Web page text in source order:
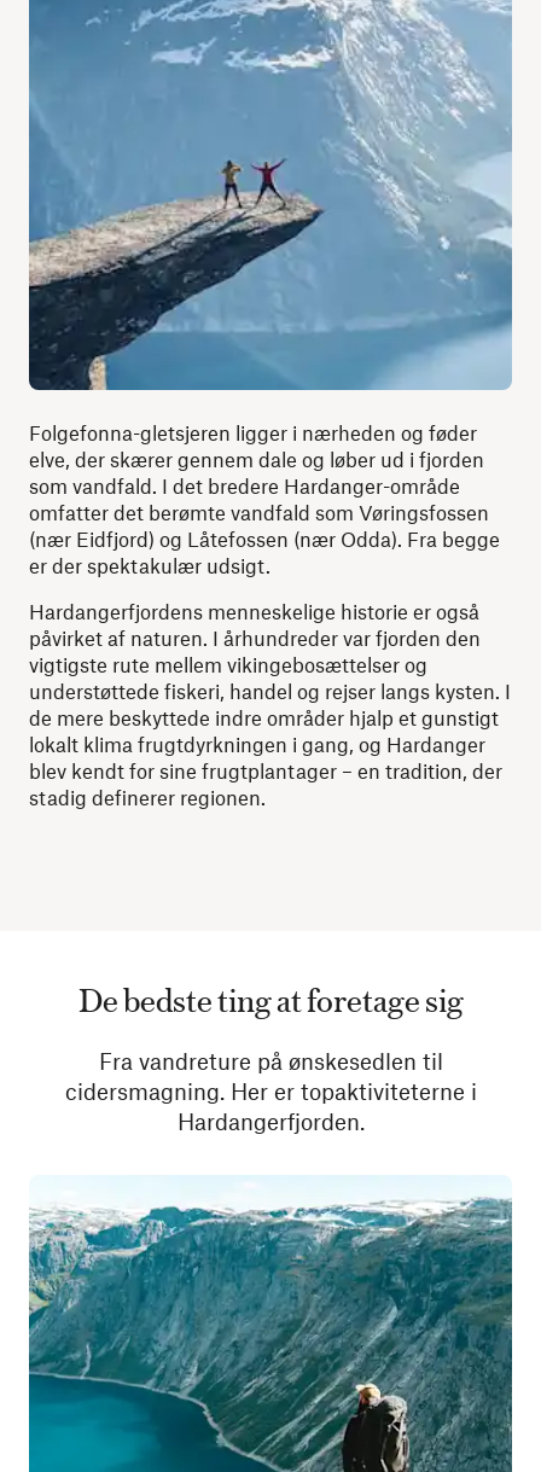
Folgefonna-gletsjeren ligger i nærheden og føder
elve, der skærer gennem dale og løber ud i fjorden
som vandfald. I det bredere Hardanger-område
omfatter det berømte vandfald som Vøringsfossen
(nær Eidfjord) og Låtefossen (nær Odda). Fra begge
er der spektakulær udsigt.
Hardangerfjordens menneskelige historie er også
påvirket af naturen. I århundreder var fjorden den
vigtigste rute mellem vikingebosættelser og
understøttede fiskeri, handel og rejser langs kysten. I
de mere beskyttede indre områder hjalp et gunstigt
lokalt klima frugtdyrkningen i gang, og Hardanger
blev kendt for sine frugtplantager – en tradition, der
stadig definerer regionen.
De bedste ting at foretage sig
Fra vandreture på ønskesedlen til
cidersmagning. Her er topaktiviteterne i
Hardangerfjorden.